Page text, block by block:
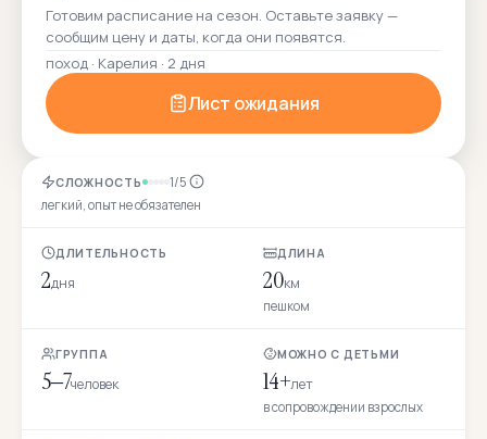
СЛОЖНОСТЬ 1/5
легкий, опыт не обязателен
ДЛИТЕЛЬНОСТЬ
2дня
ДЛИНА
20км
пешком
ГРУППА
5–7человек
МОЖНО С ДЕТЬМИ
14+лет
в сопровождении взрослых
Готовим расписание на сезон. Оставьте заявку —
сообщим цену и даты, когда они появятся.
поход · Карелия · 2 дня
Лист ожидания